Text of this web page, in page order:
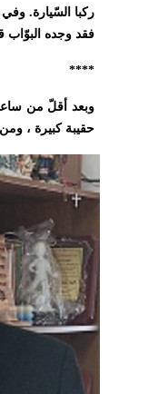
ركبا السّيارة.
فقد وجده البوّاب
****
وبعد أقلّ من
حقيبة كبيرة ،